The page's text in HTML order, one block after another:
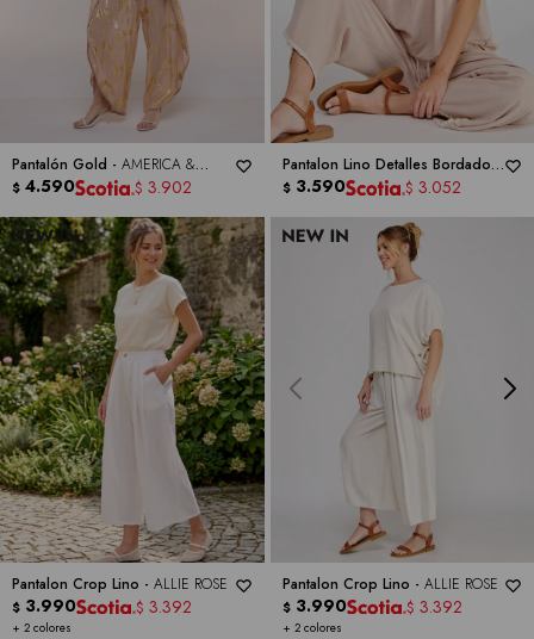
Pantalón Gold - AMERICA &
BEYOND
$ 4.590 $ 3.902
Pantalon Lino Detalles Bordado -
ALLIE ROSE
$ 3.590 $ 3.052
Pantalon Crop Lino - ALLIE ROSE
+ 2 colores
$ 3.990 $ 3.392
Pantalon Crop Lino - ALLIE ROSE
+ 2 colores
$ 3.990 $ 3.392